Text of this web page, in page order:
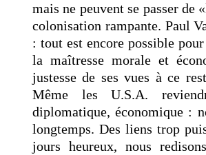
mais ne peuvent se passer de
colonisation rampante. Paul
: tout est encore possible
la maîtresse morale et
justesse de ses vues à ce
Même les U.S.A.
diplomatique, économique :
longtemps. Des liens trop
jours heureux, nous